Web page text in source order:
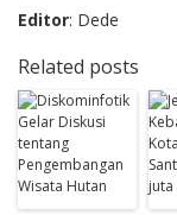
Editor: Dede
Related posts